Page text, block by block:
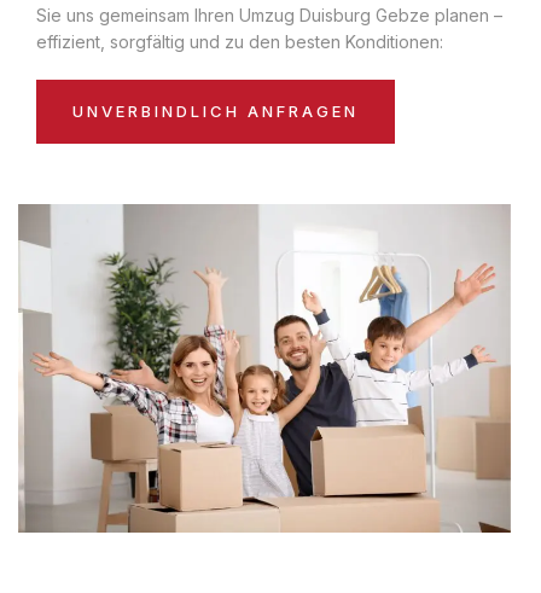
Sie uns gemeinsam Ihren Umzug Duisburg Gebze planen –
effizient, sorgfältig und zu den besten Konditionen:
UNVERBINDLICH ANFRAGEN